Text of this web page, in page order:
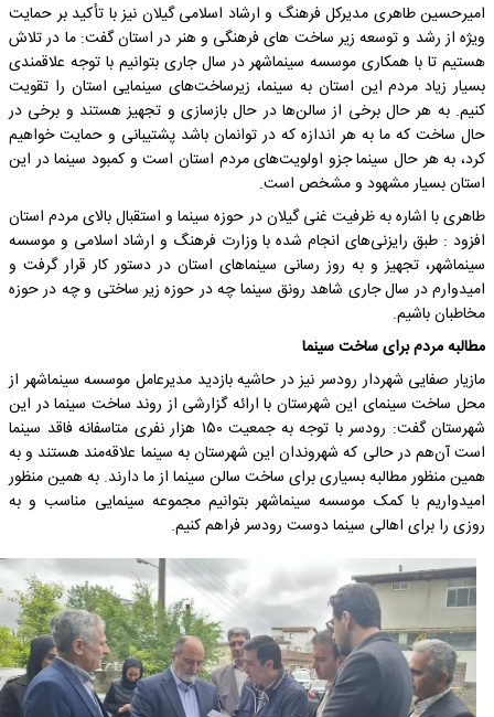
امیرحسین طاهری مدیرکل فرهنگ و ارشاد اسلامی گیلان نیز با تأکید بر حمایت
ویژه از رشد و توسعه زیر ساخت های فرهنگی و هنر در استان گفت: ما در تلاش
هستیم تا با همکاری موسسه سینماشهر در سال جاری بتوانیم با توجه علاقمندی
بسیار زیاد مردم این استان به سینما، زیرساخت‌های سینمایی استان را تقویت
کنیم. به هر حال برخی از سالن‌ها در حال بازسازی و تجهیز هستند و برخی در
حال ساخت که ما به هر اندازه که در توانمان باشد پشتیبانی و حمایت خواهیم
کرد، به هر حال سینما جزو اولویت‌های مردم استان است و کمبود سینما در این
استان بسیار مشهود و مشخص است.
طاهری با اشاره به ظرفیت غنی گیلان در حوزه سینما و استقبال بالای مردم استان
افزود : طبق رایزنی‌های انجام شده با وزارت فرهنگ و ارشاد اسلامی و موسسه
سینماشهر، تجهیز و به روز رسانی سینماهای استان در دستور کار قرار گرفت و
امیدوارم در سال جاری شاهد رونق سینما چه در حوزه زیر ساختی و چه در حوزه
مخاطبان باشیم.
مطالبه مردم برای ساخت سینما
مازیار صفایی شهردار رودسر نیز در حاشیه بازدید مدیرعامل موسسه سینماشهر از
محل ساخت سینمای این شهرستان با ارائه گزارشی از روند ساخت سینما در این
شهرستان گفت: رودسر با توجه به جمعیت ۱۵۰ هزار نفری متاسفانه فاقد سینما
است آن‌هم در حالی که شهروندان این شهرستان به سینما علاقه‌مند هستند و به
همین منظور مطالبه بسیاری برای ساخت سالن سینما از ما دارند. به همین منظور
امیدواریم با کمک موسسه سینماشهر بتوانیم مجموعه سینمایی مناسب و به
روزی را برای اهالی سینما دوست رودسر فراهم کنیم.